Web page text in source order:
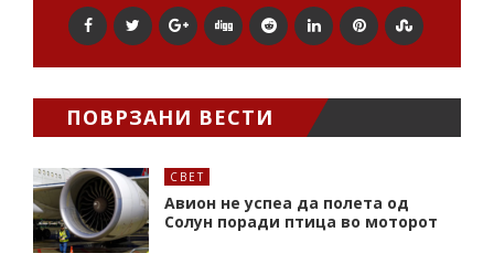
ПОВРЗАНИ ВЕСТИ
СВЕТ
Авион не успеа да полета од
Солун поради птица во моторот